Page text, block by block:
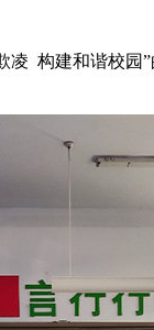
构建和谐校